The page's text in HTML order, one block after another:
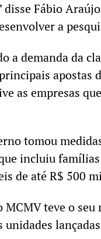
disse Fábio
a
a demanda da
apostas
as empresas
tomou
incluiu
de até R$ 500
teve o
unidades